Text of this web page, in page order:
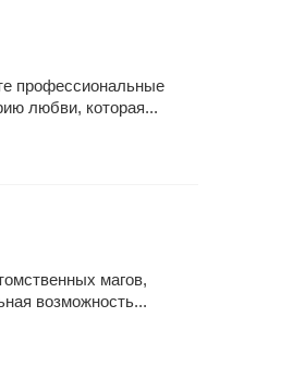
профессиональные
любви, которая...
магов,
возможность...